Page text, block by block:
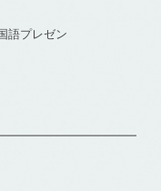
語プレゼン